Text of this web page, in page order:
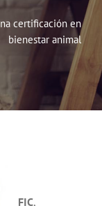
certificación en
bienestar animal
FIC,